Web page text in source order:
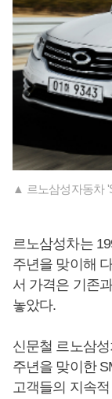
▲ 르노삼성자동차
르노삼성차는
주년을 맞이해
서 가격은 기존
놓았다.
신문철 르노삼
주년을 맞이한
고객들의 지속적